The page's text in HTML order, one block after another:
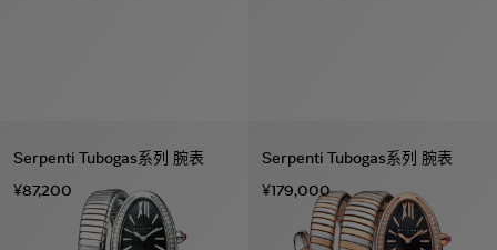
Serpenti Tubogas系列 腕表
¥87,200
Serpenti Tubogas系列 腕表
¥179,000